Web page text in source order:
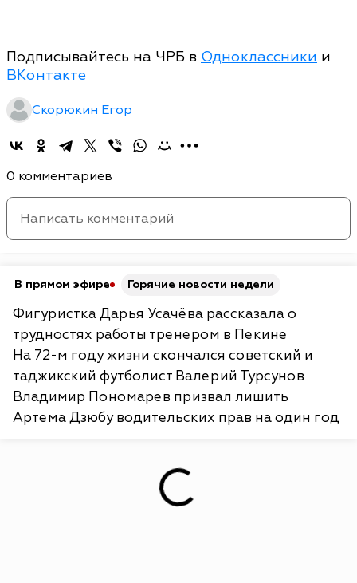
Подписывайтесь на ЧРБ в Одноклассники и
ВКонтакте
Скорюкин Егор
0 комментариев
В прямом эфире Горячие новости недели
Фигуристка Дарья Усачёва рассказала о
трудностях работы тренером в Пекине
На 72-м году жизни скончался советский и
таджикский футболист Валерий Турсунов
Владимир Пономарев призвал лишить
Артема Дзюбу водительских прав на один год